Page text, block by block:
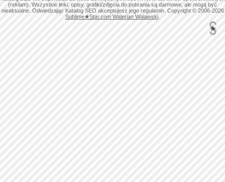
(reklam). Wszystkie linki, opisy, grafiki/zdjęcia do pobrania są darmowe, ale mogą być
nieaktualne. Odwiedzając Katalog SEO akceptujesz jego regulamin. Copyright © 2006-2026
Sublime★Star.com Walerian Walawski